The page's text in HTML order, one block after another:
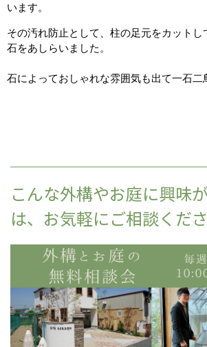
います。
その汚れ防止として、柱の足元をカットし
石をあしらいました。
石によっておしゃれな雰囲気も出て一石二
こんな外構やお庭に興味
は、お気軽にご相談くだ